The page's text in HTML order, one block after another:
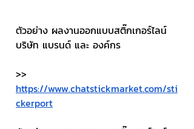
ตัวอย่าง ผลงานออกแบบสติ๊กเกอร์ไลน์
บริษัท แบรนด์ และ องค์กร
>>
https://www.chatstickmarket.com/sti
ckerport